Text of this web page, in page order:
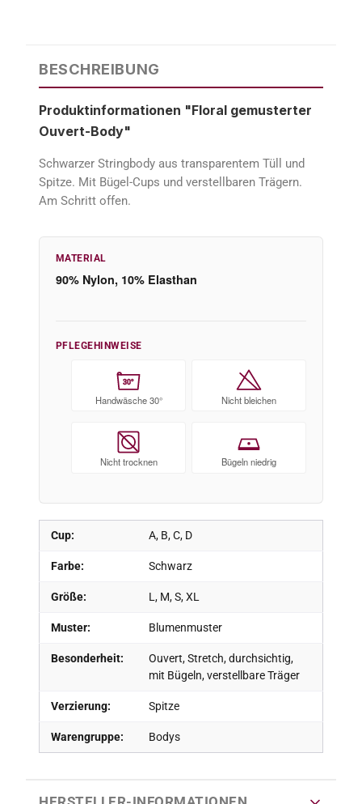
BESCHREIBUNG
Produktinformationen "Floral gemusterter
Ouvert-Body"
Schwarzer Stringbody aus transparentem Tüll und
Spitze. Mit Bügel-Cups und verstellbaren Trägern.
Am Schritt offen.
Cup: A, B, C, D
Farbe: Schwarz
Größe: L, M, S, XL
Muster: Blumenmuster
Besonderheit:
Ouvert, Stretch, durchsichtig,
mit Bügeln, verstellbare Träger
Verzierung: Spitze
Warengruppe: Bodys
MATERIAL
90% Nylon, 10% Elasthan
PFLEGEHINWEISE
30°
Handwäsche 30° Nicht bleichen
Nicht trocknen Bügeln niedrig